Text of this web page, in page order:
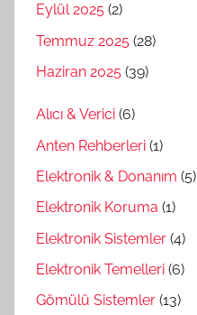
Eylül 2025 (2)
Temmuz 2025 (28)
Haziran 2025 (39)
Alıcı & Verici (6)
Anten Rehberleri (1)
Elektronik & Donanım (5)
Elektronik Koruma (1)
Elektronik Sistemler (4)
Elektronik Temelleri (6)
Gömülü Sistemler (13)